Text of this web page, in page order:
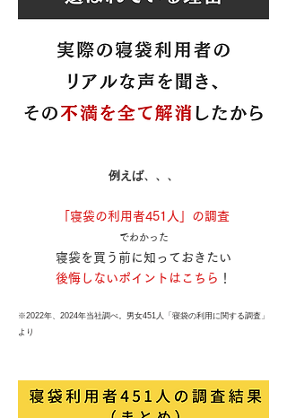
​例えば、、、
「寝袋の利用者451人」の調査
でわかった
寝袋を買う前に知っておきたい
後悔しないポイントはこちら ！
※2022年、2024年当社調べ。男女451人「寝袋の利用に関する調査」
より